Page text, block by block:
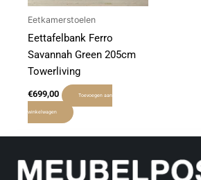
Eetkamerstoelen
Eettafelbank Ferro
Savannah Green 205cm
Towerliving
€699,00 Toevoegen aan
winkelwagen